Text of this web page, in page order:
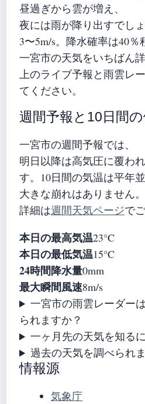
昼過ぎから雲が増え、
夜には雨が降り出すでし
3〜5m/s。降水確率は40％
一宮市の天気をいちばん
上のライブ予報と雨雲レ
てください。
週間予報と10日間の
一宮市の週間予報では、
明日以降は高気圧に覆わ
す。10日間の気温は平年並
大きな崩れはありません。
詳細は週間天気ページで
本日の最高気温23°C
本日の最低気温15°C
24時間降水量0mm
最大瞬間風速8m/s
一宮市の雨雲レーダー
られますか？
一ヶ月先の天気を知る
過去の天気を調べられ
情報源
気象庁